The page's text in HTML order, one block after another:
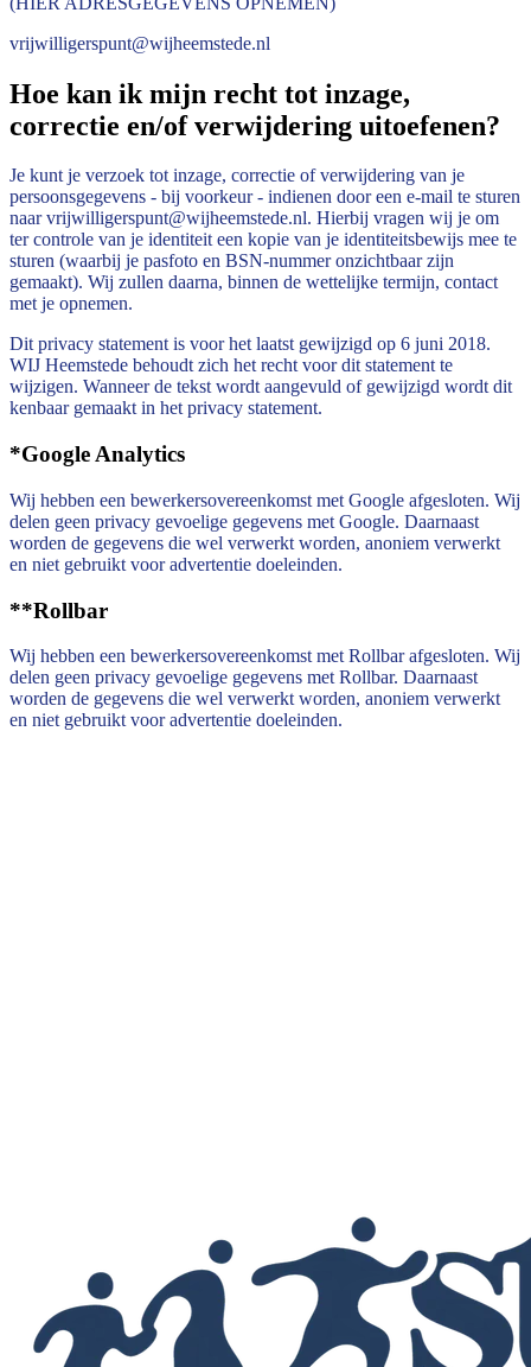
vrijwilligerspunt@wijheemstede.nl
Hoe kan ik mijn recht tot inzage,
correctie en/of verwijdering uitoefenen?
Je kunt je verzoek tot inzage, correctie of verwijdering van je
persoonsgegevens - bij voorkeur - indienen door een e-mail te sturen
naar vrijwilligerspunt@wijheemstede.nl. Hierbij vragen wij je om
ter controle van je identiteit een kopie van je identiteitsbewijs mee te
sturen (waarbij je pasfoto en BSN-nummer onzichtbaar zijn
gemaakt). Wij zullen daarna, binnen de wettelijke termijn, contact
met je opnemen.
Dit privacy statement is voor het laatst gewijzigd op 6 juni 2018.
WIJ Heemstede behoudt zich het recht voor dit statement te
wijzigen. Wanneer de tekst wordt aangevuld of gewijzigd wordt dit
kenbaar gemaakt in het privacy statement.
*Google Analytics
Wij hebben een bewerkersovereenkomst met Google afgesloten. Wij
delen geen privacy gevoelige gegevens met Google. Daarnaast
worden de gegevens die wel verwerkt worden, anoniem verwerkt
en niet gebruikt voor advertentie doeleinden.
**Rollbar
Wij hebben een bewerkersovereenkomst met Rollbar afgesloten. Wij
delen geen privacy gevoelige gegevens met Rollbar. Daarnaast
worden de gegevens die wel verwerkt worden, anoniem verwerkt
en niet gebruikt voor advertentie doeleinden.